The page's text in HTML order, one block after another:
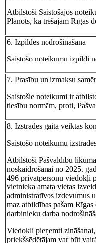
Atbilstoši Saistošajos
Plānots, ka trešajam Rīgas
6. Izpildes nodrošināšana
Saistošo noteikumu izpildi
7. Prasību un izmaksu
Saistošie noteikumi ir
tiesību normām, proti,
8. Izstrādes gaitā veiktās
Saistošo noteikumu
Atbilstoši Pašvaldību
noskaidrošanai no 2025.
496 privātpersonu viedokļi
vietnieka amata vietas
administratīvos izdevumus
maz atbildības pašam
darbinieku darba
Viedokļi pieņemti
priekšsēdētājam var būt